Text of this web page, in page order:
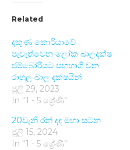
Related
දකුණු කොරියාවේ
පැවැත්වෙන ලෝක බාලදක්ෂ
ජම්බෝරියට සහභාගී වන
රාහුල බාල දක්ෂයින්
ජූලි 29, 2023
In "1 - 5 ශ්‍රේණි"
20වැනි රන් දද මහා සටන
ජූලි 15, 2024
In "1 - 5 ශ්‍රේණි"